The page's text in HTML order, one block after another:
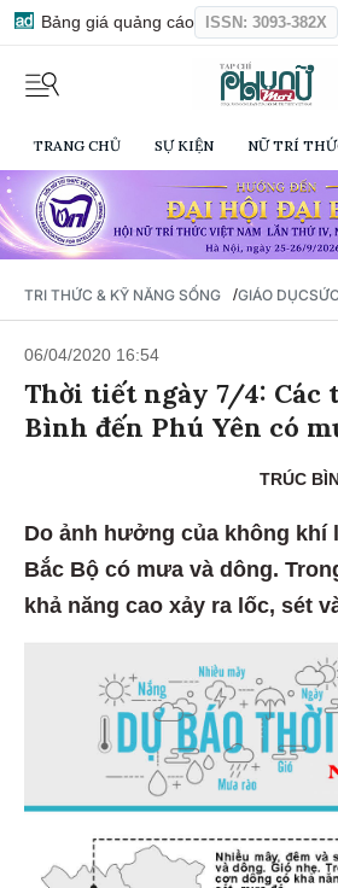
Bảng giá quảng cáo ISSN: 3093-382X
TRANG CHỦ SỰ KIỆN NỮ TRÍ
TRI THỨC & KỸ NĂNG SỐNG /GIÁO DỤC
06/04/2020 16:54
Thời tiết ngày 7/4: Các
Bình đến Phú Yên có
TRÚC
Do ảnh hưởng của không khí
Bắc Bộ có mưa và dông.
khả năng cao xảy ra lốc, sét